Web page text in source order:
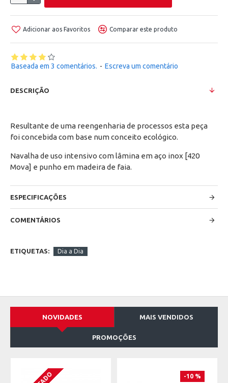
Baseada em 3 comentários. - Escreva um comentário
Adicionar aos Favoritos Comparar este produto
DESCRIÇÃO
Resultante de uma reengenharia de processos esta peça
foi concebida com base num conceito ecológico.
Navalha de uso intensivo com lâmina em aço inox [420
Mova] e punho em madeira de faia.
ESPECIFICAÇÕES
COMENTÁRIOS
ETIQUETAS: Dia a Dia
NOVIDADES MAIS VENDIDOS
PROMOÇÕES
-10 %